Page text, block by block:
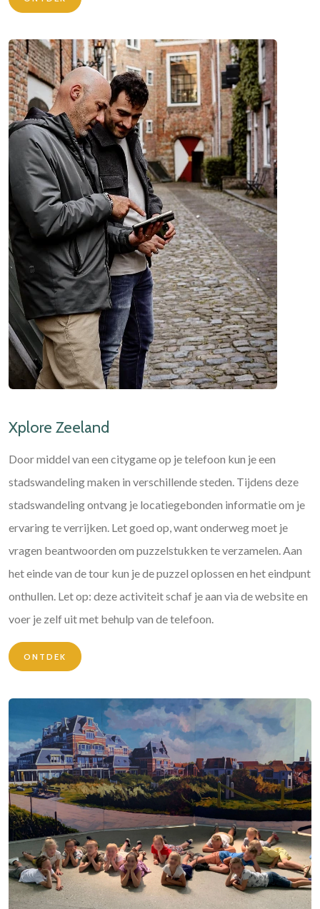
Xplore Zeeland
Door middel van een citygame op je telefoon kun je een
stadswandeling maken in verschillende steden. Tijdens deze
stadswandeling ontvang je locatiegebonden informatie om je
ervaring te verrijken. Let goed op, want onderweg moet je
vragen beantwoorden om puzzelstukken te verzamelen. Aan
het einde van de tour kun je de puzzel oplossen en het eindpunt
onthullen. Let op: deze activiteit schaf je aan via de website en
voer je zelf uit met behulp van de telefoon.
ONTDEK